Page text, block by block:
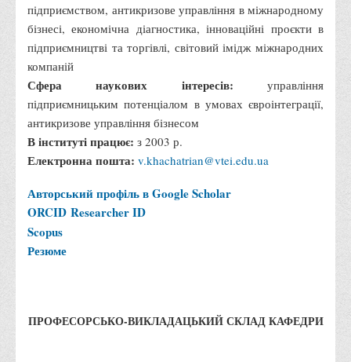
Екскурсія до ВТЕІ
SEL
Репозиторій
Структура
Адміністрація
Обліково-фінансовий
Торгівлі, маркетингу та сфери обслуговування
підприємством, антикризове управління в міжнародному
бізнесі, економічна діагностика, інноваційні проєкти в
підприємництві та торгівлі, світовий імідж міжнародних
компаній
Сфера наукових інтересів: управління
підприємницьким потенціалом в умовах євроінтеграції,
антикризове управління бізнесом
В інституті працює: з 2003 р.
Електронна пошта: v.khachatrian@vtei.edu.ua
Авторський профіль в Google Scholar
ORCID Researcher ID
Scopus
Резюме
ПРОФЕСОРСЬКО-ВИКЛАДАЦЬКИЙ СКЛАД КАФЕДРИ